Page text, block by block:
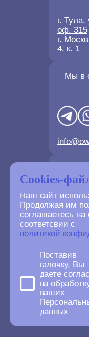
Cookies-
Наш сайт
Продолжая им
соглашаетесь на
соответсвии с
политикой
Поставив
галочку, Вы
даете
на
ваших
данных
Мы в
г. Тула,
оф. 315
г.
4, к. 1
+7(499)